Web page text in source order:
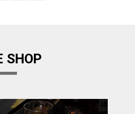
SHOP